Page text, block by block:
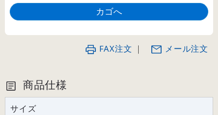
FAX注文 ｜ メール注文
商品仕様
サイズ